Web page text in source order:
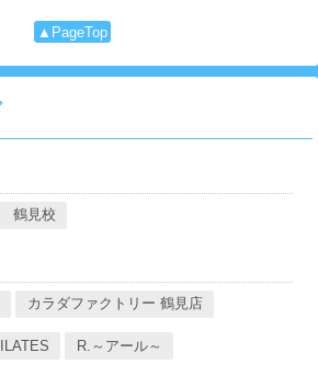
▲PageTop
鶴見校
カラダファクトリー 鶴見店
R.～アール～